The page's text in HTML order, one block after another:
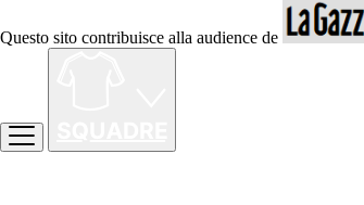
Questo sito contribuisce alla audience de